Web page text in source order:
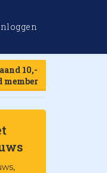
10,-
member